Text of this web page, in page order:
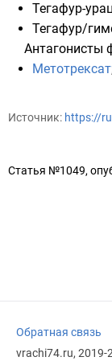
Тегафур-
Тегафур/
Антагонисты
Метотрексат
Источник: https://
Статья №1049,
Обратная связь
vrachi74.ru, 2019-